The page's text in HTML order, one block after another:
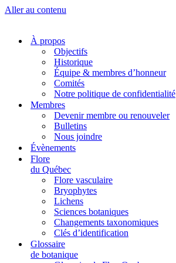
Aller au contenu
À propos
Objectifs
Historique
Équipe & membres d’honneur
Comités
Notre politique de confidentialité
Membres
Devenir membre ou renouveler
Bulletins
Nous joindre
Évènements
Flore
du Québec
Flore vasculaire
Bryophytes
Lichens
Sciences botaniques
Changements taxonomiques
Clés d’identification
Glossaire
de botanique